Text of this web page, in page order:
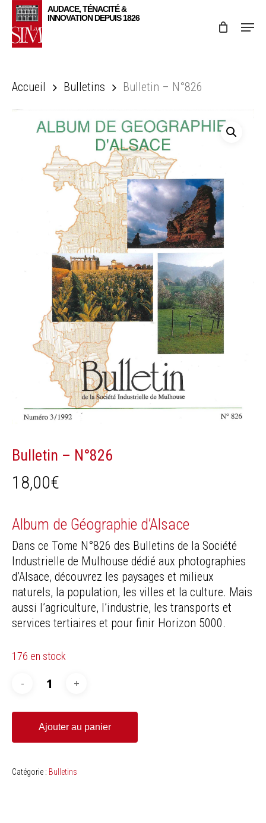
Skip
main
Menu
Accueil Bulletins Bulletin – N°826
Bulletin – N°826
18,00€
Album de Géographie d’Alsace
Dans ce Tome N°826 des Bulletins de la Société
Industrielle de Mulhouse dédié aux photographies
d’Alsace, découvrez les paysages et milieux
naturels, la population, les villes et la culture. Mais
aussi l’agriculture, l’industrie, les transports et
services tertiaires et pour finir Horizon 5000.
176 en stock
Ajouter au panier
Catégorie : Bulletins